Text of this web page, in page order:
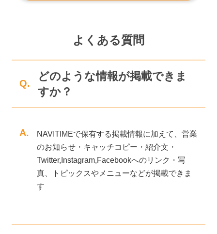
よくある質問
Q.
どのような情報が掲載できま
すか？
A.
NAVITIMEで保有する掲載情報に加えて、営業
のお知らせ・キャッチコピー・紹介文・
Twitter,Instagram,Facebookへのリンク・写
真、トピックスやメニューなどが掲載できま
す